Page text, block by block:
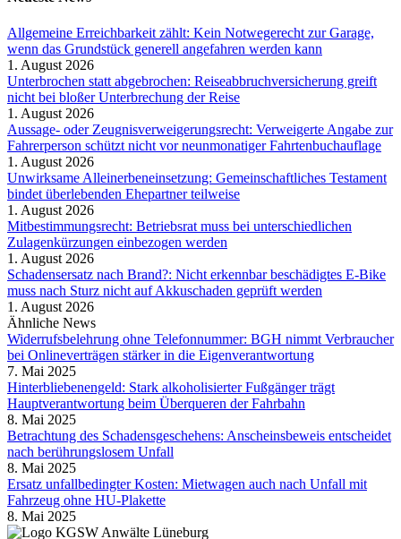
Allgemeine Erreichbarkeit zählt: Kein Notwegerecht zur Garage,
wenn das Grundstück generell angefahren werden kann
1. August 2026
Unterbrochen statt abgebrochen: Reiseabbruchversicherung greift
nicht bei bloßer Unterbrechung der Reise
1. August 2026
Aussage- oder Zeugnisverweigerungsrecht: Verweigerte Angabe zur
Fahrerperson schützt nicht vor neunmonatiger Fahrtenbuchauflage
1. August 2026
Unwirksame Alleinerbeneinsetzung: Gemeinschaftliches Testament
bindet überlebenden Ehepartner teilweise
1. August 2026
Mitbestimmungsrecht: Betriebsrat muss bei unterschiedlichen
Zulagenkürzungen einbezogen werden
1. August 2026
Schadensersatz nach Brand?: Nicht erkennbar beschädigtes E-Bike
muss nach Sturz nicht auf Akkuschaden geprüft werden
1. August 2026
Ähnliche News
Widerrufsbelehrung ohne Telefonnummer: BGH nimmt Verbraucher
bei Onlineverträgen stärker in die Eigenverantwortung
7. Mai 2025
Hinterbliebenengeld: Stark alkoholisierter Fußgänger trägt
Hauptverantwortung beim Überqueren der Fahrbahn
8. Mai 2025
Betrachtung des Schadensgeschehens: Anscheinsbeweis entscheidet
nach berührungslosem Unfall
8. Mai 2025
Ersatz unfallbedingter Kosten: Mietwagen auch nach Unfall mit
Fahrzeug ohne HU-Plakette
8. Mai 2025